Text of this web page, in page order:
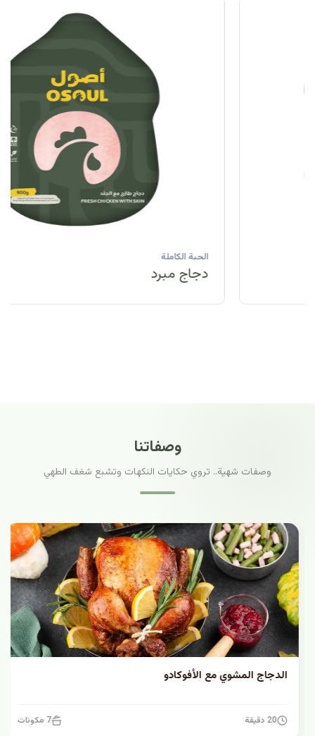
وصفاتنا
وصفات شهية.. تروي حكايات النكهات وتشبع شغف الطهي
الدجاج المشوي مع الأفوكادو
20 دقيقة 7 مكونات